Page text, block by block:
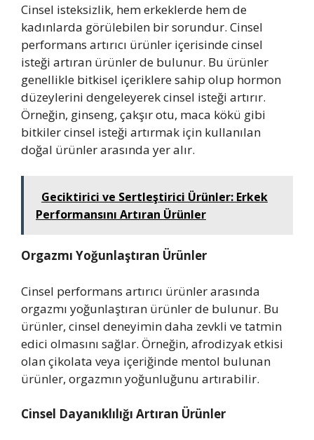
Cinsel isteksizlik, hem erkeklerde hem de
kadınlarda görülebilen bir sorundur. Cinsel
performans artırıcı ürünler içerisinde cinsel
isteği artıran ürünler de bulunur. Bu ürünler
genellikle bitkisel içeriklere sahip olup hormon
düzeylerini dengeleyerek cinsel isteği artırır.
Örneğin, ginseng, çakşır otu, maca kökü gibi
bitkiler cinsel isteği artırmak için kullanılan
doğal ürünler arasında yer alır.
Geciktirici ve Sertleştirici Ürünler: Erkek
Performansını Artıran Ürünler
Orgazmı Yoğunlaştıran Ürünler
Cinsel performans artırıcı ürünler arasında
orgazmı yoğunlaştıran ürünler de bulunur. Bu
ürünler, cinsel deneyimin daha zevkli ve tatmin
edici olmasını sağlar. Örneğin, afrodizyak etkisi
olan çikolata veya içeriğinde mentol bulunan
ürünler, orgazmın yoğunluğunu artırabilir.
Cinsel Dayanıklılığı Artıran Ürünler